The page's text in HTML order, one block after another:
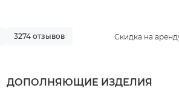
3274 отзывов Скидка на
ДОПОЛНЯЮЩИЕ ИЗДЕЛИЯ